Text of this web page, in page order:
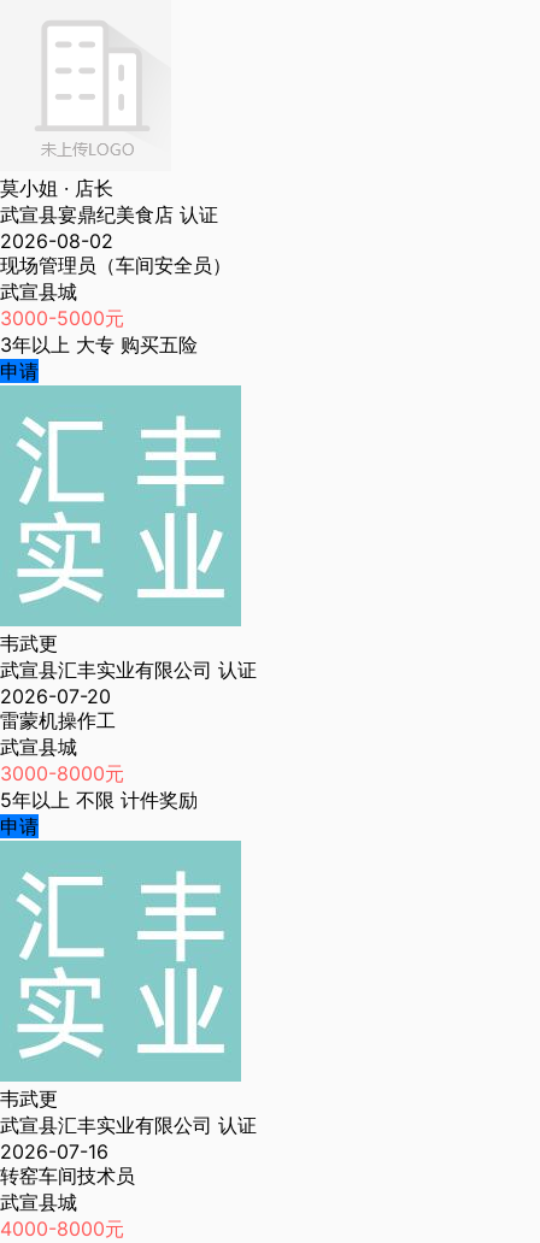
莫小姐 · 店长
武宣县宴鼎纪美食店 认证
2026-08-02
现场管理员（车间安全员）
武宣县城
3000-5000元
3年以上 大专 购买五险
申请
韦武更
武宣县汇丰实业有限公司 认证
2026-07-20
雷蒙机操作工
武宣县城
3000-8000元
5年以上 不限 计件奖励
申请
韦武更
武宣县汇丰实业有限公司 认证
2026-07-16
转窑车间技术员
武宣县城
4000-8000元